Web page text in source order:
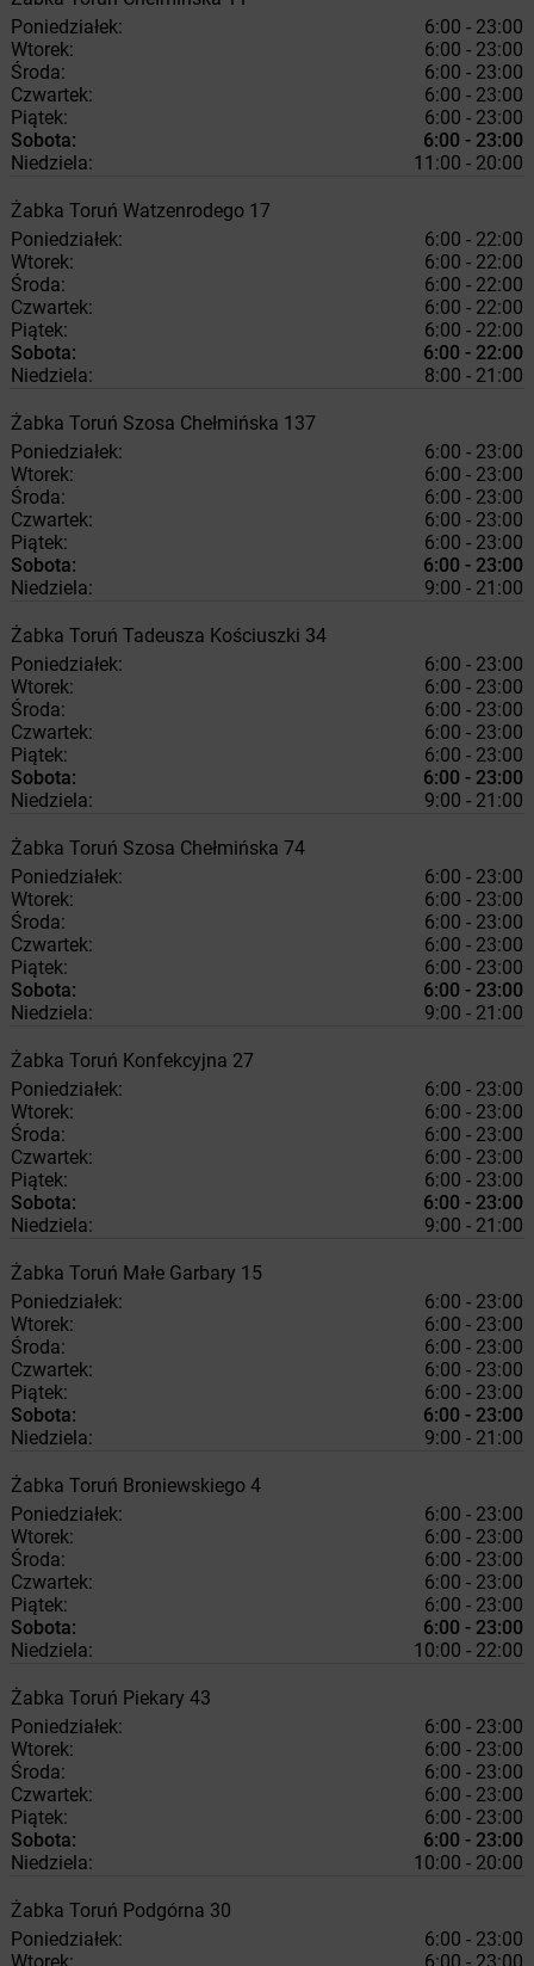
Poniedziałek:
6:00 - 23:00
Wtorek:
6:00 - 23:00
Środa:
6:00 - 23:00
Czwartek:
6:00 - 23:00
Piątek:
6:00 - 23:00
Sobota:
6:00 - 23:00
Niedziela:
11:00 - 20:00
Żabka Toruń Watzenrodego 17
Poniedziałek:
6:00 - 22:00
Wtorek:
6:00 - 22:00
Środa:
6:00 - 22:00
Czwartek:
6:00 - 22:00
Piątek:
6:00 - 22:00
Sobota:
6:00 - 22:00
Niedziela:
8:00 - 21:00
Żabka Toruń Szosa Chełmińska 137
Poniedziałek:
6:00 - 23:00
Wtorek:
6:00 - 23:00
Środa:
6:00 - 23:00
Czwartek:
6:00 - 23:00
Piątek:
6:00 - 23:00
Sobota:
6:00 - 23:00
Niedziela:
9:00 - 21:00
Żabka Toruń Tadeusza Kościuszki 34
Poniedziałek:
6:00 - 23:00
Wtorek:
6:00 - 23:00
Środa:
6:00 - 23:00
Czwartek:
6:00 - 23:00
Piątek:
6:00 - 23:00
Sobota:
6:00 - 23:00
Niedziela:
9:00 - 21:00
Żabka Toruń Szosa Chełmińska 74
Poniedziałek:
6:00 - 23:00
Wtorek:
6:00 - 23:00
Środa:
6:00 - 23:00
Czwartek:
6:00 - 23:00
Piątek:
6:00 - 23:00
Sobota:
6:00 - 23:00
Niedziela:
9:00 - 21:00
Żabka Toruń Konfekcyjna 27
Poniedziałek:
6:00 - 23:00
Wtorek:
6:00 - 23:00
Środa:
6:00 - 23:00
Czwartek:
6:00 - 23:00
Piątek:
6:00 - 23:00
Sobota:
6:00 - 23:00
Niedziela:
9:00 - 21:00
Żabka Toruń Małe Garbary 15
Poniedziałek:
6:00 - 23:00
Wtorek:
6:00 - 23:00
Środa:
6:00 - 23:00
Czwartek:
6:00 - 23:00
Piątek:
6:00 - 23:00
Sobota:
6:00 - 23:00
Niedziela:
9:00 - 21:00
Żabka Toruń Broniewskiego 4
Poniedziałek:
6:00 - 23:00
Wtorek:
6:00 - 23:00
Środa:
6:00 - 23:00
Czwartek:
6:00 - 23:00
Piątek:
6:00 - 23:00
Sobota:
6:00 - 23:00
Niedziela:
10:00 - 22:00
Żabka Toruń Piekary 43
Poniedziałek:
6:00 - 23:00
Wtorek:
6:00 - 23:00
Środa:
6:00 - 23:00
Czwartek:
6:00 - 23:00
Piątek:
6:00 - 23:00
Sobota:
6:00 - 23:00
Niedziela:
10:00 - 20:00
Żabka Toruń Podgórna 30
Poniedziałek:
6:00 - 23:00